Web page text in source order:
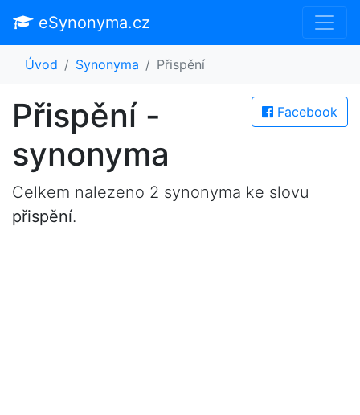
eSynonyma.cz
Úvod Synonyma Přispění
Facebook
Přispění -
synonyma
Celkem nalezeno 2 synonyma ke slovu
přispění.